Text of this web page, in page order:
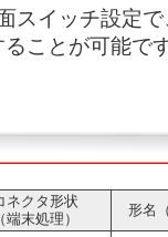
スイッチ設定
ことが可能で
ネクタ形状
（端末処理）
形名